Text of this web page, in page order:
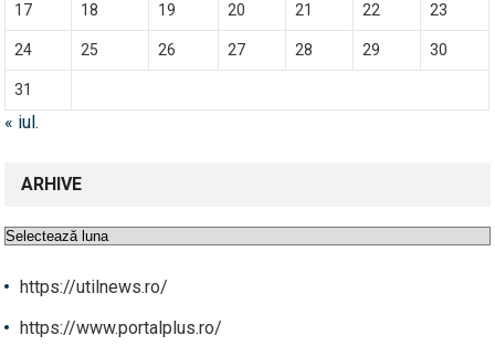
17 18 19 20 21 22 23
24 25 26 27 28 29 30
31
« iul.
ARHIVE
Arhive
https://utilnews.ro/
https://www.portalplus.ro/